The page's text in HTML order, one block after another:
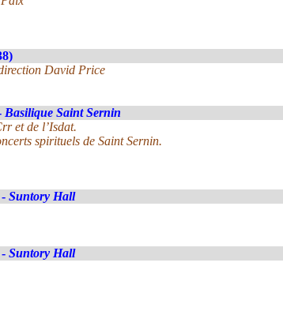
David Price
Basilique Saint Sernin
et de l’Isdat.
spirituels de Saint Sernin.
Suntory Hall
Suntory Hall